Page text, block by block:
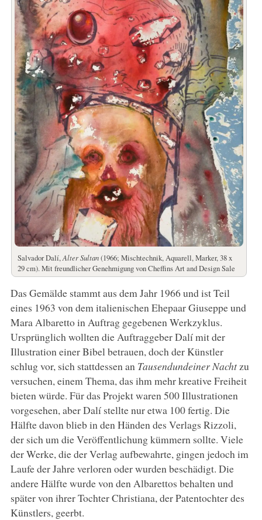
Salvador Dalí,Alter Sultan(1966; Mischtechnik, Aquarell, Marker, 38 x
29 cm). Mit freundlicher Genehmigung von Cheffins Art and Design Sale
Das Gemälde stammt aus dem Jahr 1966 und ist Teil
eines 1963 von dem italienischen Ehepaar Giuseppe und
Mara Albaretto in Auftrag gegebenen Werkzyklus.
Ursprünglich wollten die Auftraggeber Dalí mit der
Illustration einer Bibel betrauen, doch der Künstler
schlug vor, sich stattdessen an Tausendundeiner Nachtzu
versuchen, einem Thema, das ihm mehr kreative Freiheit
bieten würde. Für das Projekt waren 500 Illustrationen
vorgesehen, aber Dalí stellte nur etwa 100 fertig. Die
Hälfte davon blieb in den Händen des Verlags Rizzoli,
der sich um die Veröffentlichung kümmern sollte. Viele
der Werke, die der Verlag aufbewahrte, gingen jedoch im
Laufe der Jahre verloren oder wurden beschädigt. Die
andere Hälfte wurde von den Albarettos behalten und
später von ihrer Tochter Christiana, der Patentochter des
Künstlers, geerbt.